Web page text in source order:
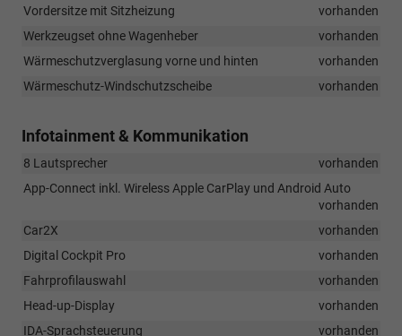
Vordersitze mit Sitzheizung
vorhanden
Werkzeugset ohne Wagenheber
vorhanden
Wärmeschutzverglasung vorne und hinten
vorhanden
Wärmeschutz-Windschutzscheibe
vorhanden
Infotainment & Kommunikation
8 Lautsprecher
vorhanden
App-Connect inkl. Wireless Apple CarPlay und Android Auto
vorhanden
Car2X
vorhanden
Digital Cockpit Pro
vorhanden
Fahrprofilauswahl
vorhanden
Head-up-Display
vorhanden
IDA-Sprachsteuerung
vorhanden